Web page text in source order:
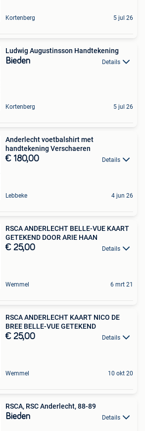
Kortenberg 5 jul 26
Ludwig Augustinsson Handtekening
Bieden Details
Kortenberg 5 jul 26
Anderlecht voetbalshirt met
handtekening Verschaeren
€ 180,00 Details
Lebbeke 4 jun 26
RSCA ANDERLECHT BELLE-VUE KAART
GETEKEND DOOR ARIE HAAN
€ 25,00 Details
Wemmel 6 mrt 21
RSCA ANDERLECHT KAART NICO DE
BREE BELLE-VUE GETEKEND
€ 25,00 Details
Wemmel 10 okt 20
RSCA, RSC Anderlecht, 88-89
Bieden Details